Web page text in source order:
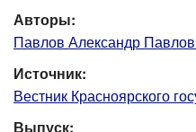
Авторы:
Павлов Александр
Источник:
Вестник Красноярского
Выпуск: